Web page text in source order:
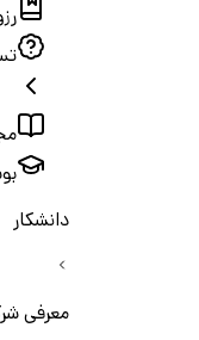
دانشکار
معرفی